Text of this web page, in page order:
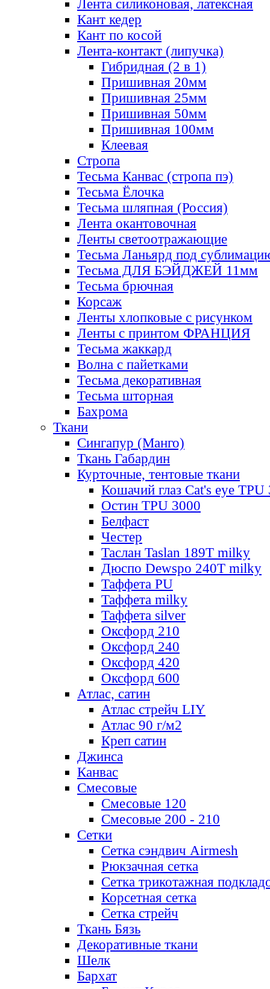
Лента силиконовая, латексная
Кант кедер
Кант по косой
Лента-контакт (липучка)
Гибридная (2 в 1)
Пришивная 20мм
Пришивная 25мм
Пришивная 50мм
Пришивная 100мм
Клеевая
Стропа
Тесьма Канвас (стропа пэ)
Тесьма Ёлочка
Тесьма шляпная (Россия)
Лента окантовочная
Ленты светоотражающие
Тесьма Ланьярд под
Тесьма ДЛЯ БЭЙДЖЕЙ 11мм
Тесьма брючная
Корсаж
Ленты хлопковые с рисунком
Ленты с принтом ФРАНЦИЯ
Тесьма жаккард
Волна с пайетками
Тесьма декоративная
Тесьма шторная
Бахрома
Ткани
Сингапур (Манго)
Ткань Габардин
Курточные, тентовые ткани
Кошачий глаз Cat's eye TPU
Остин TPU 3000
Белфаст
Честер
Таслан Taslan 189T milky
Дюспо Dewspo 240T milky
Таффета PU
Таффета milky
Таффета silver
Оксфорд 210
Оксфорд 240
Оксфорд 420
Оксфорд 600
Атлас, сатин
Атлас стрейч LIY
Атлас 90 г/м2
Креп сатин
Джинса
Канвас
Смесовые
Смесовые 120
Смесовые 200 - 210
Сетки
Сетка сэндвич Airmesh
Рюкзачная сетка
Сетка трикотажная
Корсетная сетка
Сетка стрейч
Ткань Бязь
Декоративные ткани
Шелк
Бархат